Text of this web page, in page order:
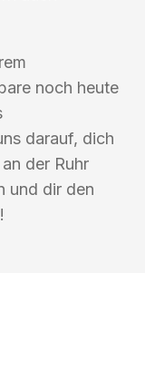
noch heute
darauf, dich
der Ruhr
und dir den